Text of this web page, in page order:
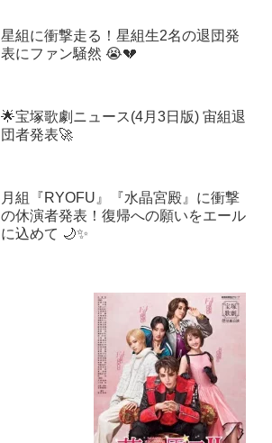
星組に衝撃走る！星組生2名の退団発
表にファン騒然 😭💔
🌟宝塚歌劇ニュース(4月3日版) 宙組退
団者発表🚀
月組『RYOFU』『水晶宮殿』に衝撃
の休演者発表！復帰への願いをエール
に込めて 🌙✨